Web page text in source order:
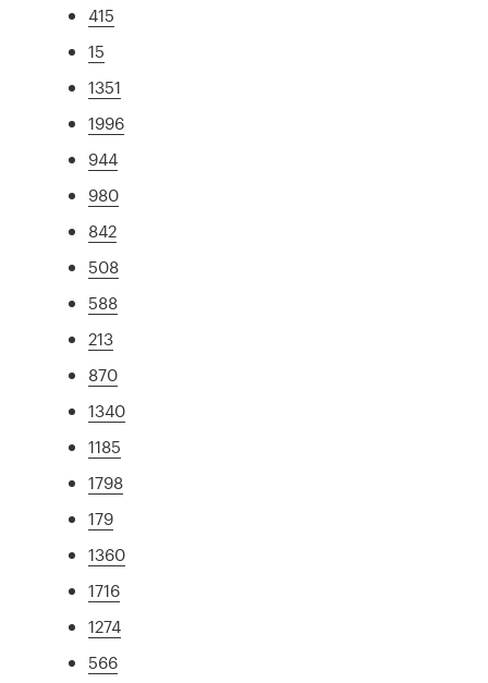
415
15
1351
1996
944
980
842
508
588
213
870
1340
1185
1798
179
1360
1716
1274
566